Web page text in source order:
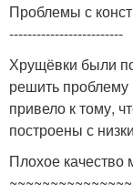
Проблемы с
-------------------------
Хрущёвки были
решить проблему
привело к тому,
построены с
Плохое качество